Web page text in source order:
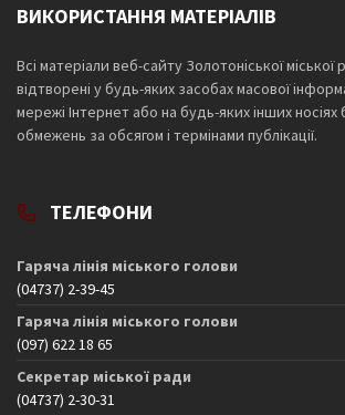
ВИКОРИСТАННЯ МАТЕРІАЛІВ
Всі матеріали веб-сайту Золотоніської
відтворені у будь-яких засобах масової
мережі Інтернет або на будь-яких інших
обмежень за обсягом і термінами публікації.
ТЕЛЕФОНИ
Гаряча лінія міського голови
(04737) 2-39-45
Гаряча лінія міського голови
(097) 622 18 65
Секретар міської ради
(04737) 2-30-31